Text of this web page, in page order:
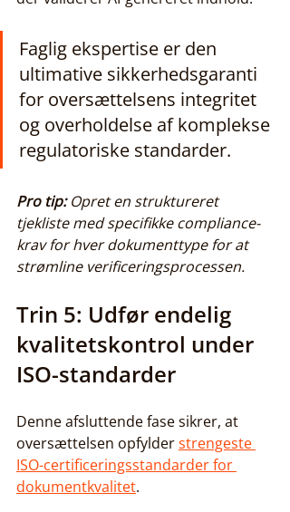
Faglig ekspertise er den
ultimative sikkerhedsgaranti
for oversættelsens integritet
og overholdelse af komplekse
regulatoriske standarder.
Pro tip: Opret en struktureret
tjekliste med specifikke compliance-
krav for hver dokumenttype for at
strømline verificeringsprocessen.
Trin 5: Udfør endelig
kvalitetskontrol under
ISO-standarder
Denne afsluttende fase sikrer, at
oversættelsen opfylder strengeste
ISO-certificeringsstandarder for
dokumentkvalitet.